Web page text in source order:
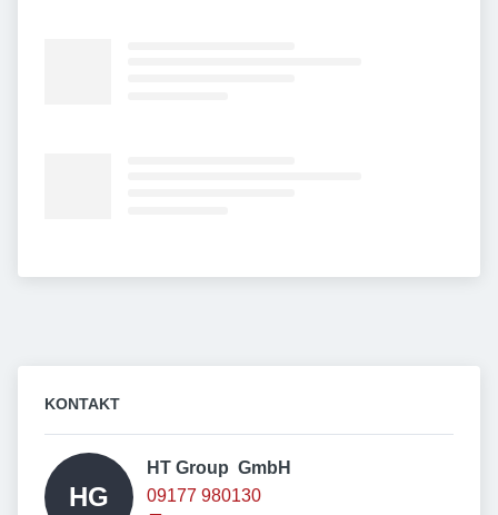
KONTAKT
HG
HT Group  GmbH
09177 980130